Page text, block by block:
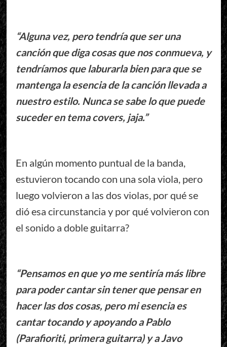
“Alguna vez, pero tendría que ser una
canción que diga cosas que nos conmueva, y
tendríamos que laburarla bien para que se
mantenga la esencia de la canción llevada a
nuestro estilo. Nunca se sabe lo que puede
suceder en tema covers, jaja.”
En algún momento puntual de la banda,
estuvieron tocando con una sola viola, pero
luego volvieron a las dos violas, por qué se
dió esa circunstancia y por qué volvieron con
el sonido a doble guitarra?
“Pensamos en que yo me sentiría más libre
para poder cantar sin tener que pensar en
hacer las dos cosas, pero mi esencia es
cantar tocando y apoyando a Pablo
(Parafioriti, primera guitarra) y a Javo